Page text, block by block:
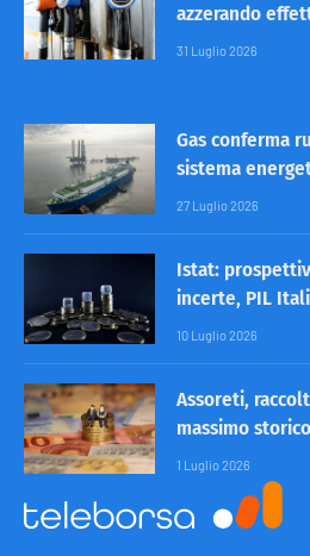
azzerando
31 Luglio 2026
Gas conferma
sistema
27 Luglio 2026
Istat:
incerte, PIL
10 Luglio 2026
Assoreti,
massimo
1 Luglio 2026